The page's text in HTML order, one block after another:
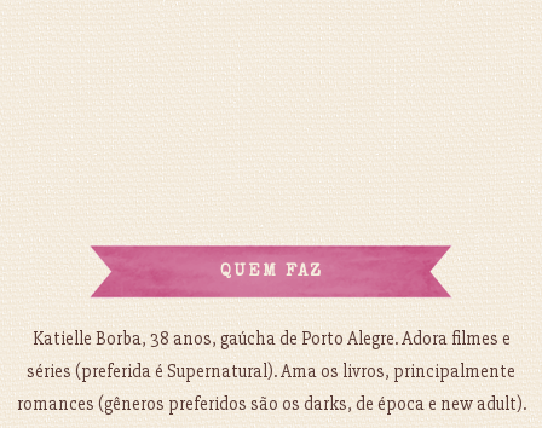
QUEM FAZ
Katielle Borba, 38 anos, gaúcha de Porto Alegre. Adora filmes e
séries (preferida é Supernatural). Ama os livros, principalmente
romances (gêneros preferidos são os darks, de época e new adult).